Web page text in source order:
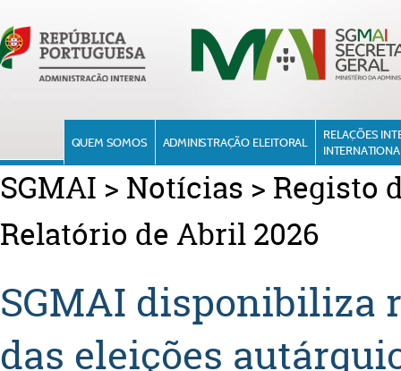
QUEM SOMOS ADMINISTRAÇÃO ELEITORAL
RELAÇÕES
SGMAI > Notícias > Registo
Relatório de Abril 2026
SGMAI disponibiliza
das eleições